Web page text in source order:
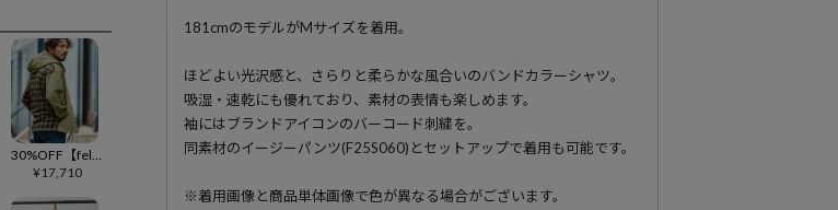
¥17,710
181cmのモデルがMサイズを着用。
ほどよい光沢感と、さらりと柔らかな風合いのバンドカラーシャツ。
吸湿・速乾にも優れており、素材の表情も楽しめます。
袖にはブランドアイコンのバーコード刺繍を。
同素材のイージーパンツ(F25S060)とセットアップで着用も可能です。
※着用画像と商品単体画像で色が異なる場合がございます。